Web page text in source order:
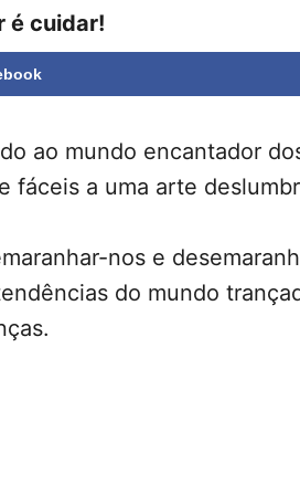
é cuidar!
ao mundo encantador
fáceis a uma arte
nos e
do mundo